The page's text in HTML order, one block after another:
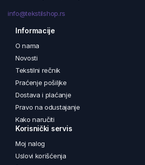
info@tekstilshop.rs
Informacije
O nama
Novosti
Tekstilni rečnik
Praćenje pošiljke
Dostava i plaćanje
Pravo na odustajanje
Kako naručiti
Korisnički servis
Moj nalog
Uslovi korišćenja